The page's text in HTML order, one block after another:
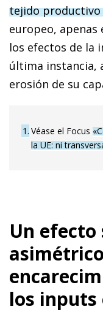
tejido
europeo, apenas
los efectos de la
última instancia,
erosión de su
1 Véase el Focus
la UE: ni
Un
los inputs